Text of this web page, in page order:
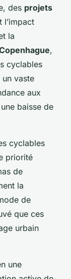
des projets
l’impact
la
,
cyclables
vaste
aux
baisse de
cyclables
priorité
de
la
de
que ces
urbain
une